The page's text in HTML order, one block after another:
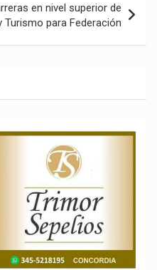
en nivel superior de
Turismo para Federación